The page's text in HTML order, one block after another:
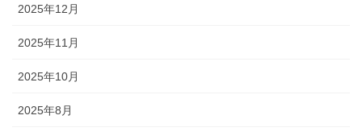
2025年12月
2025年11月
2025年10月
2025年8月